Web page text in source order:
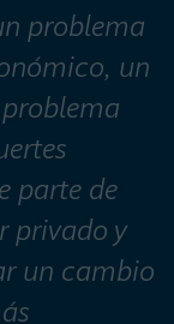
problema
un
parte de
privado y
un cambio